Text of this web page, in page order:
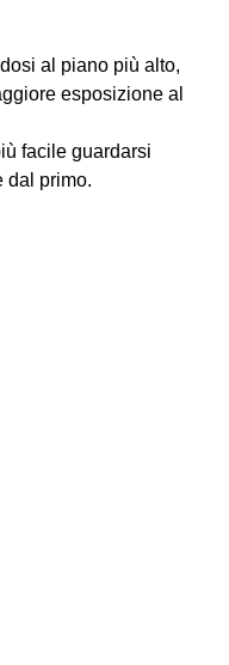
al piano più alto,
esposizione al
facile guardarsi
dal primo.